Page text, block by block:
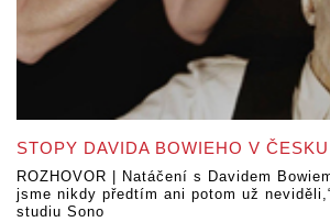
STOPY DAVIDA BOWIEHO V ČESKU
ROZHOVOR | Natáčení s Davidem
jsme nikdy předtím ani potom už
studiu Sono